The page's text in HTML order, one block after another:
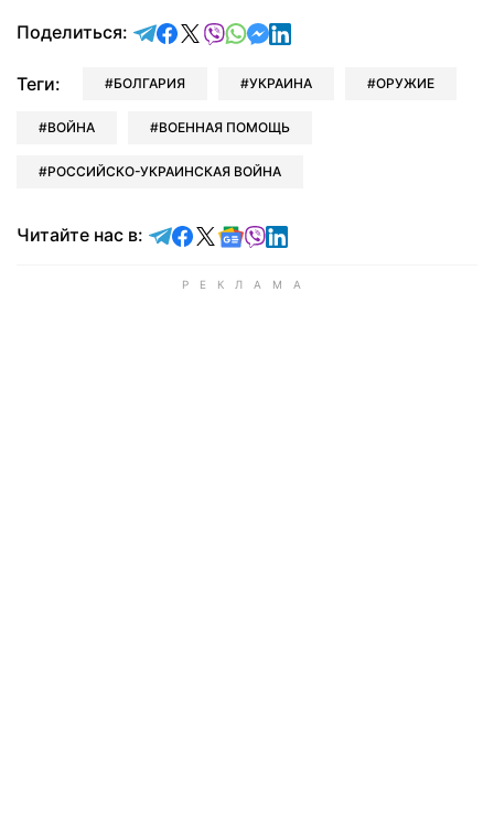
Поделиться: отправить в Telegram
поделиться в Facebook
поделиться в X
отправить в Viber
отправить в Whatsapp
отправить в Messenger
отправить в LinkedIn
Теги: БОЛГАРИЯ УКРАИНА ОРУЖИЕ
ВОЙНА ВОЕННАЯ ПОМОЩЬ
РОССИЙСКО-УКРАИНСКАЯ ВОЙНА
Читайте нас в: Читайте в Telegram
Читайте в Facebook
Читайте в X
Читайте в Google news
Читайте в Viber
Читайте в LinkedIn